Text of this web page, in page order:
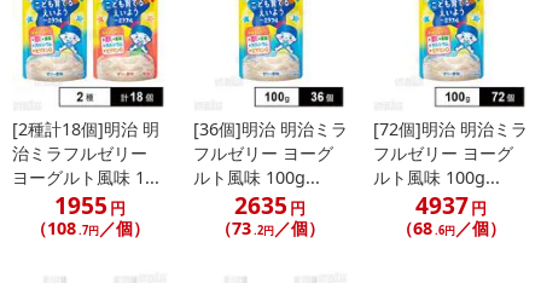
[2種計18個]明治 明
治ミラフルゼリー
ヨーグルト風味 1...
1955 円
（108.7円／個）
[36個]明治 明治ミラ
フルゼリー ヨーグ
ルト風味 100g...
2635 円
（73.2円／個）
[72個]明治 明治ミラ
フルゼリー ヨーグ
ルト風味 100g...
4937円
（68.6円／個）